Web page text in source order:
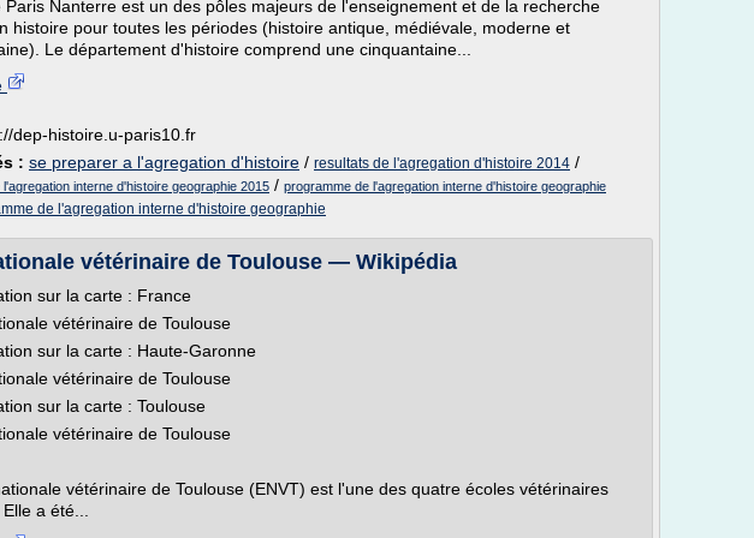
Paris Nanterre est un des pôles majeurs de l'enseignement et de la recherche
histoire pour toutes les périodes (histoire antique, médiévale, moderne et
Le département d'histoire comprend une cinquantaine...
dep-histoire.u-paris10.fr
: se preparer a l'agregation d'histoire / resultats de l'agregation d'histoire 2014 /
interne d'histoire geographie 2015 / programme de l'agregation interne d'histoire geographie
de l'agregation interne d'histoire geographie
vétérinaire de Toulouse — Wikipédia
sur la carte : France
vétérinaire de Toulouse
sur la carte : Haute-Garonne
vétérinaire de Toulouse
sur la carte : Toulouse
vétérinaire de Toulouse
vétérinaire de Toulouse (ENVT) est l'une des quatre écoles vétérinaires
a été...